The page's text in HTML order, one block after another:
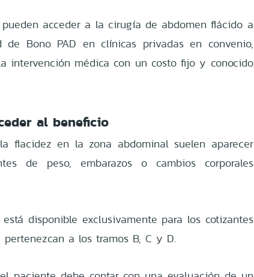
acceder a la cirugía de abdomen flácido a
Bono PAD en clínicas privadas en convenio,
intervención médica con un costo fijo y conocido
al beneficio
flacidez en la zona abdominal suelen aparecer
de peso, embarazos o cambios corporales
disponible exclusivamente para los cotizantes
a los tramos B, C y D.